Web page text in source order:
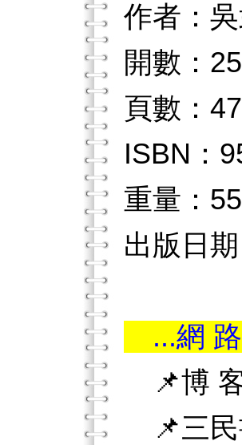
作者：
開數：25
頁數：
ISBN：
重量：
出版日
...網
📌博
📌三民